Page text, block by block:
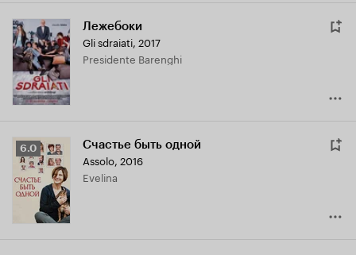
Лежебоки
Gli sdraiati, 2017
Presidente Barenghi
Рейтинг
Кинопоиска
6.0
6.0 Счастье быть одной
Assolo, 2016
Evelina